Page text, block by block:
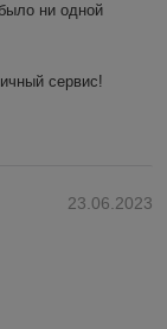
ни одной
сервис!
23.06.2023